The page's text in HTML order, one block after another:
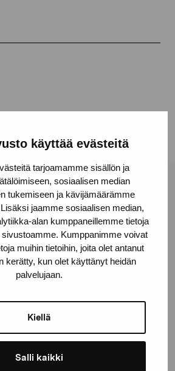
käyttää evästeitä
tarjoamamme sisällön ja
sosiaalisen median
tukemiseen ja kävijämäärämme
jaamme sosiaalisen median,
alan kumppaneillemme tietoja
Kumppanimme voivat
muihin tietoihin, joita olet antanut
kerätty, kun olet käyttänyt heidän
palvelujaan.
Kiellä
Salli kaikki
Foundation
11